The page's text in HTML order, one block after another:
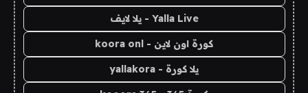
Yalla Live - يلا لايف
كورة اون لاين - koora onl
يلا كورة - yallakora